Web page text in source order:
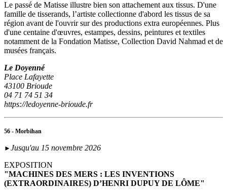
Le passé de Matisse illustre bien son attachement aux tissus. D'une
famille de tisserands, l’artiste collectionne d'abord les tissus de sa
région avant de l'ouvrir sur des productions extra européennes. Plus
d'une centaine d'œuvres, estampes, dessins, peintures et textiles
notamment de la Fondation Matisse, Collection David Nahmad et de
musées français.
Le Doyenné
Place Lafayette
43100 Brioude
04 71 74 51 34
https://ledoyenne-brioude.fr
56 - Morbihan
► Jusqu'au 15 novembre 2026
EXPOSITION
"MACHINES DES MERS : LES INVENTIONS
(EXTRAORDINAIRES) D’HENRI DUPUY DE LÔME"